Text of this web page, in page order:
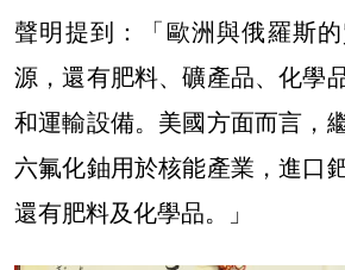
聲明提到：「歐洲與俄羅斯
源，還有肥料、礦產品、化學
和運輸設備。美國方面而言，
六氟化鈾用於核能產業，進口
還有肥料及化學品。」